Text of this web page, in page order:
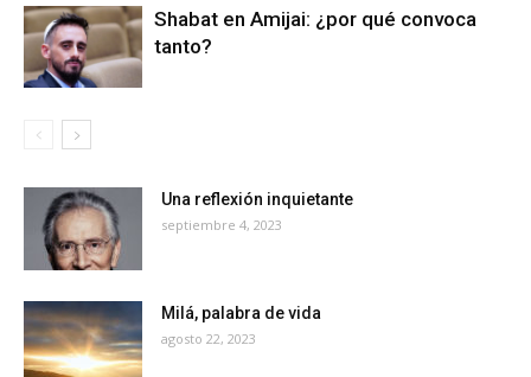
Shabat en Amijai: ¿por qué convoca
tanto?
Una reflexión inquietante
septiembre 4, 2023
Milá, palabra de vida
agosto 22, 2023